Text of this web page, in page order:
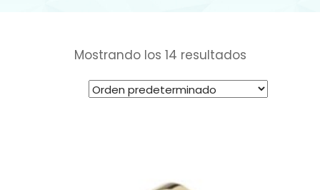
Mostrando los 14 resultados